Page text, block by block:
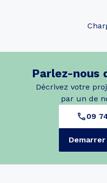
Parlez-nous
Décrivez votre
par un de
09